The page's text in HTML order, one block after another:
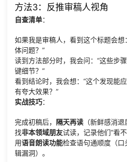
方法3：反推审稿人视角
自查清单：
如果我是审稿人，看到这个标题会想
体问题？”
读到方法部分时，我会问：“这些步
键细节？”
看到结论时，我会想：“这个发现能
有夸大效果？”
实战技巧：
完成初稿后， 隔天再读 （新鲜感消
找非本领域朋友试读，记录他们“看不
用语音朗读功能检查语句通顺度（
辑漏洞）。